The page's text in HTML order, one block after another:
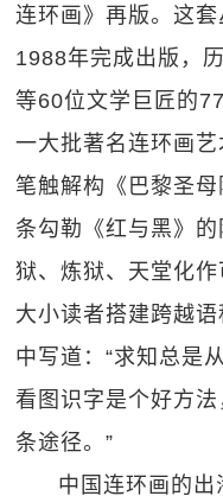
连环画》再版。这
1988年完成出版，
等60位文学巨匠的
一大批著名连环画
笔触解构《巴黎圣
条勾勒《红与黑》
狱、炼狱、天堂化
大小读者搭建跨越
中写道：“求知总是
看图识字是个好方
条途径。”
中国连环画的出